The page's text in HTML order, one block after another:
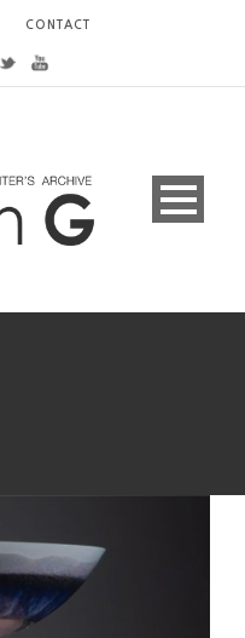
CONTACT